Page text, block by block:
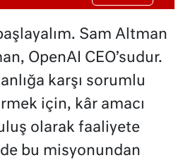
Sam Altman
OpenAI CEO’sudur.
karşı sorumlu
için, kâr amacı
olarak faaliyete
bu misyonundan